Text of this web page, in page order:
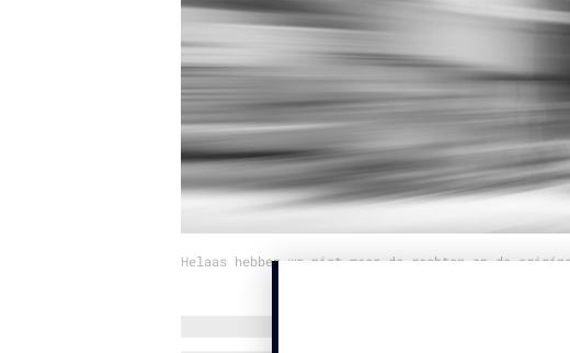
Helaas hebben we niet meer de rechten op de